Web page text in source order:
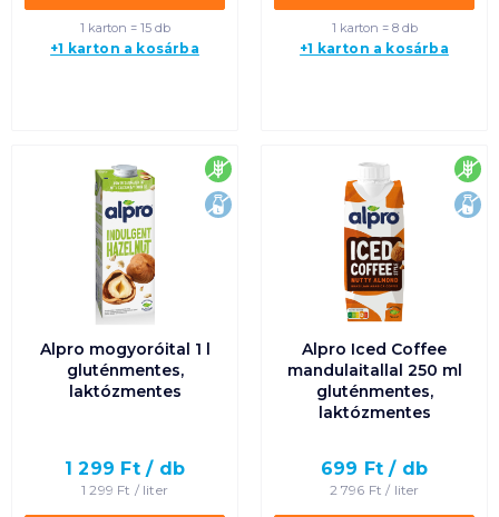
1 karton = 15 db
+1 karton a kosárba
1 karton = 8 db
+1 karton a kosárba
gluténmentes
laktózmentes
Alpro mogyoróital 1 l
gluténmentes,
laktózmentes
1 299 Ft / db
1 299 Ft / liter
Alpro Iced Coffee
mandulaitallal 250 ml
gluténmentes,
laktózmentes
699 Ft / db
2 796 Ft / liter